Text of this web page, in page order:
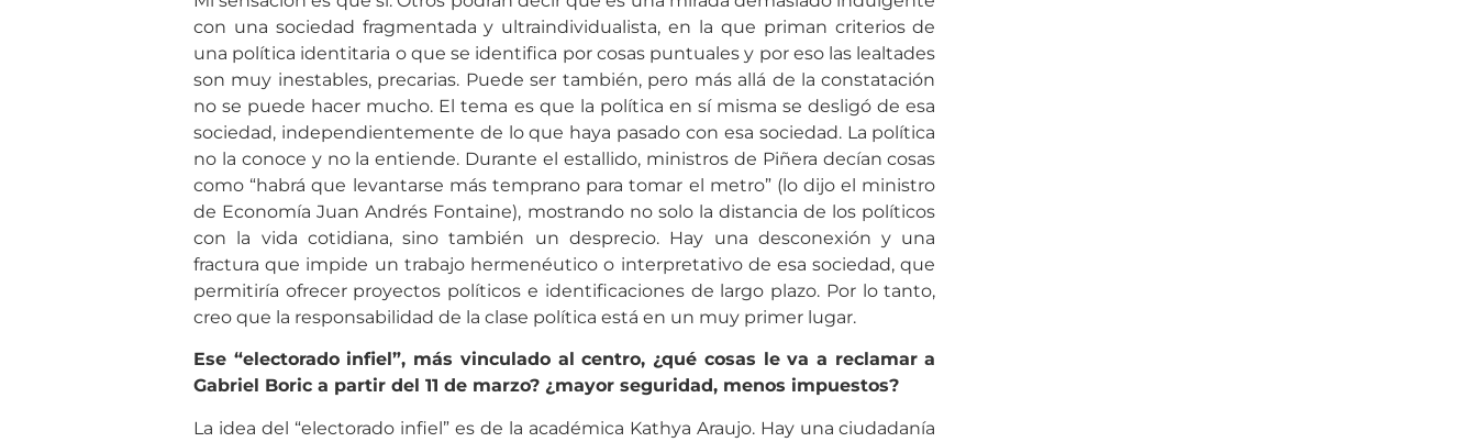
con una sociedad fragmentada y ultraindividualista, en la que priman criterios de
una política identitaria o que se identifica por cosas puntuales y por eso las lealtades
son muy inestables, precarias. Puede ser también, pero más allá de la constatación
no se puede hacer mucho. El tema es que la política en sí misma se desligó de esa
sociedad, independientemente de lo que haya pasado con esa sociedad. La política
no la conoce y no la entiende. Durante el estallido, ministros de Piñera decían cosas
como “habrá que levantarse más temprano para tomar el metro” (lo dijo el ministro
de Economía Juan Andrés Fontaine), mostrando no solo la distancia de los políticos
con la vida cotidiana, sino también un desprecio. Hay una desconexión y una
fractura que impide un trabajo hermenéutico o interpretativo de esa sociedad, que
permitiría ofrecer proyectos políticos e identificaciones de largo plazo. Por lo tanto,
creo que la responsabilidad de la clase política está en un muy primer lugar.
Ese “electorado infiel”, más vinculado al centro, ¿qué cosas le va a reclamar a
Gabriel Boric a partir del 11 de marzo? ¿mayor seguridad, menos impuestos?
La idea del “electorado infiel” es de la académica Kathya Araujo. Hay una ciudadanía